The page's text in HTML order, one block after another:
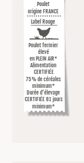
Poulet
origine FRANCE
Label Rouge
Poulet fermier
élevé
en PLEIN AIR*
Alimentation
CERTIFIÉE
75% de céréales
minimum*
Durée d’élevage
CERTIFIÉE 81 jours
minimum*